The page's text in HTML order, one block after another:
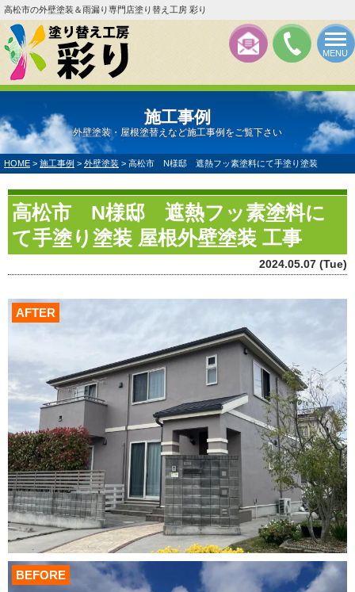
MENU
高松市の外壁塗装＆雨漏り専門店塗り替え工房 彩り
施工事例
外壁塗装・屋根塗替えなど施工事例をご覧下さい
HOME > 施工事例 > 外壁塗装 > 高松市 N様邸 遮熱フッ素塗料にて手塗り塗装
高松市 N様邸 遮熱フッ素塗料に
て手塗り塗装 屋根外壁塗装 工事
2024.05.07 (Tue)
AFTER
BEFORE